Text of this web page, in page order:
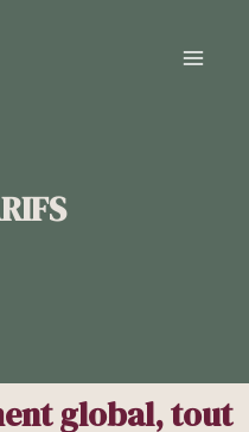
global, tout